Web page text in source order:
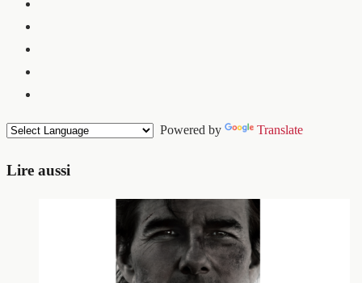
Powered by Translate
Lire aussi